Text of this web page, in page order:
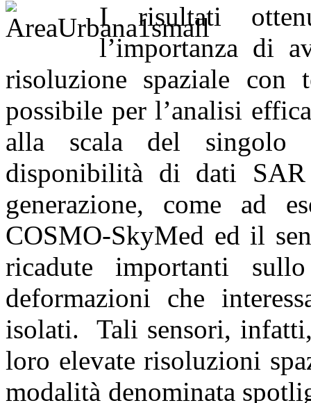
I risultati
l’importanza di
risoluzione spaziale
possibile per l’analisi
alla scala del
disponibilità di dati
generazione, come ad
COSMO-SkyMed ed il
ricadute importanti
deformazioni che
isolati. Tali sensori,
loro elevate risoluzioni
modalità denominata